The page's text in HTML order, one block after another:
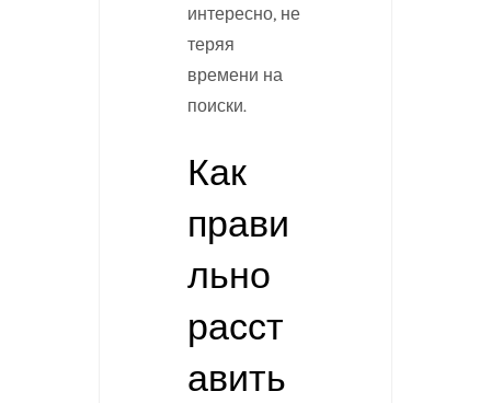
интересно, не
теряя
времени на
поиски.
Как
прави
льно
расст
авить